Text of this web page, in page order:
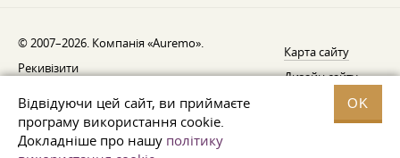
Відвідуючи цей сайт, ви приймаєте
програму використання cookie.
Докладніше про нашу політику
OK
© 2007–2026. Компанія «Auremo».
Рекивізити
Повідомлення про відкликання
Захист даних
Карта сайту
Дизайн сайту —